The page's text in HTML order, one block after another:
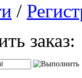
/
заказ: